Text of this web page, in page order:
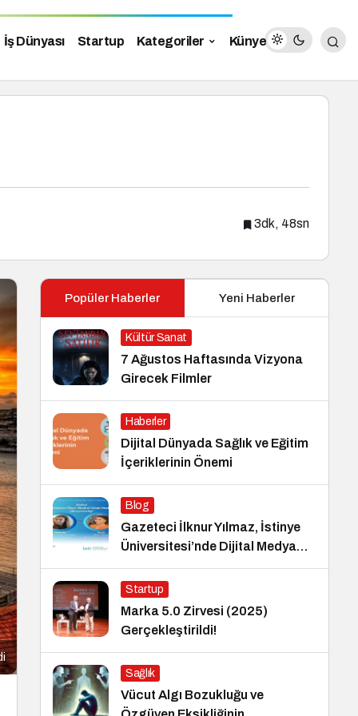
İş Dünyası Startup Kategoriler Künye
3dk, 48sn
Popüler Haberler Yeni Haberler
Kültür Sanat
7 Ağustos Haftasında Vizyona
Girecek Filmler
Haberler
Dijital Dünyada Sağlık ve Eğitim
İçeriklerinin Önemi
Blog
Gazeteci İlknur Yılmaz, İstinye
Üniversitesi’nde Dijital Medya
Okuryazarlığı Dersinin Konuğu
Oldu
Startup
Marka 5.0 Zirvesi (2025)
Gerçekleştirildi!
Sağlık
Vücut Algı Bozukluğu ve